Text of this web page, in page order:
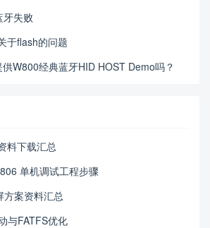
牙失败
于flash的问题
W800经典蓝牙HID HOST Demo吗？
料下载汇总
单机调试工程步骤
方案资料汇总
与FATFS优化